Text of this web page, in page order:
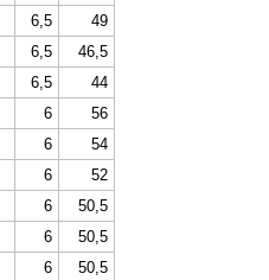
6,5
49
6,5
46,5
6,5
44
6
56
6
54
6
52
6
50,5
6
50,5
6
50,5